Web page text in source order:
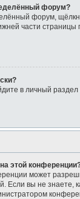
форум?
форум,
части страницы
в личный
этой
может
Если вы не знаете,